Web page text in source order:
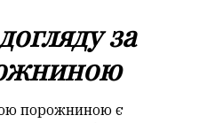
за
порожниною є